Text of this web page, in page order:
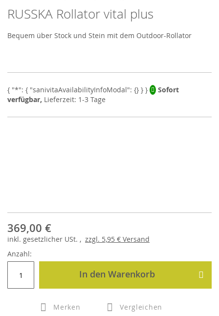
Skip
to
the
beginning
images
RUSSKA Rollator vital plus
Bequem über Stock und Stein mit dem Outdoor-Rollator
Sofort
verfügbar, Lieferzeit: 1-3 Tage
369,00 €
inkl. gesetzlicher USt. , zzgl. 5,95 € Versand
Anzahl:
In den Warenkorb
Merken
Vergleichen